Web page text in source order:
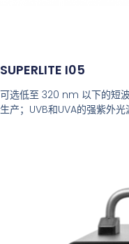
SUPERLITE I05
可选低至 320 nm 以下的短
生产；UVB和UVA的强紫外光